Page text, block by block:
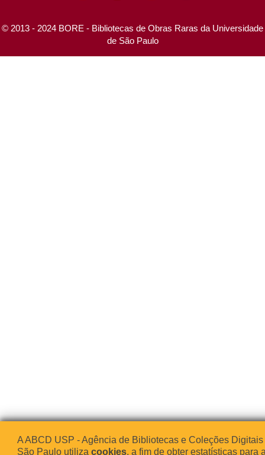
© 2013 - 2024 BORE - Bibliotecas de Obras Raras da Universidade
de São Paulo
A ABCD USP - Agência de Bibliotecas e Coleções
São Paulo utiliza cookies, a fim de obter estatísticas para